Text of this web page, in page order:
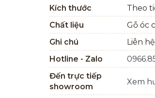
Kích thước
Theo
Chất liệu
Gỗ óc
Ghi chú
Liên
Hotline - Zalo
Đến trực tiếp
showroom
Xem